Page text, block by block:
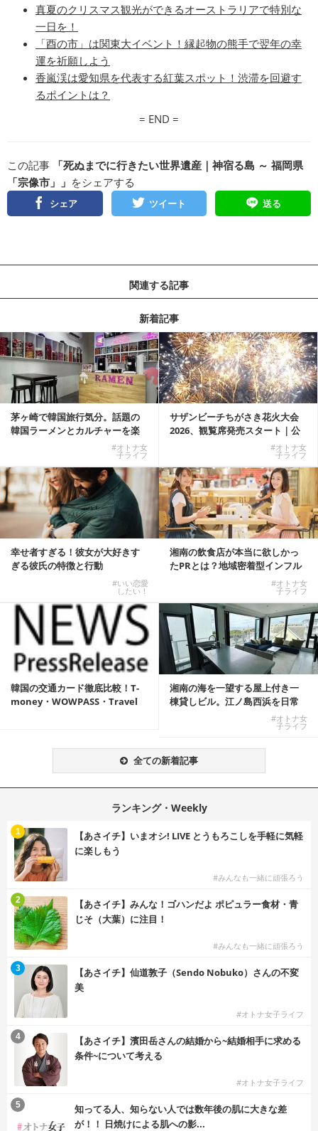
真夏のクリスマス観光ができるオーストラリアで特別な
一日を！
「酉の市」は関東大イベント！縁起物の熊手で翌年の幸
運を祈願しよう
香嵐渓は愛知県を代表する紅葉スポット！渋滞を回避す
るポイントは？
= END =
この記事
「死ぬまでに行きたい世界遺産｜神宿る島 ～ 福岡県
「宗像市」」 をシェアする
シェア ツイート 送る
関連する記事
新着記事
茅ヶ崎で韓国旅行気分。話題の
韓国ラーメンとカルチャーを楽
#オトナ女
子ライフ
サザンビーチちがさき花火大会
2026、観覧席発売スタート｜公
#オトナ女
子ライフ
幸せ者すぎる！彼女が大好きす
ぎる彼氏の特徴と行動
#いい恋愛
したい！
湘南の飲食店が本当に欲しかっ
たPRとは？地域密着型インフル
#オトナ女
子ライフ
韓国の交通カード徹底比較！T-
money・WOWPASS・Travel
湘南の海を一望する屋上付き一
棟貸しビル。江ノ島西浜を日常
#オトナ女
子ライフ
全ての新着記事
ランキング・Weekly
【あさイチ】いまオシ! LIVE とうもろこしを手軽に気軽
に楽しもう
#みんなも一緒に頑張ろう
1
【あさイチ】みんな！ゴハンだよ ポピュラー食材・青
じそ（大葉）に注目！
#みんなも一緒に頑張ろう
2
【あさイチ】仙道敦子（Sendo Nobuko）さんの不変
美
#オトナ女子ライフ
3
【あさイチ】濱田岳さんの結婚から~結婚相手に求める
条件~について考える
#オトナ女子ライフ
4
知ってる人、知らない人では数年後の肌に大きな差
が！！ 日焼けによる肌への影...
5